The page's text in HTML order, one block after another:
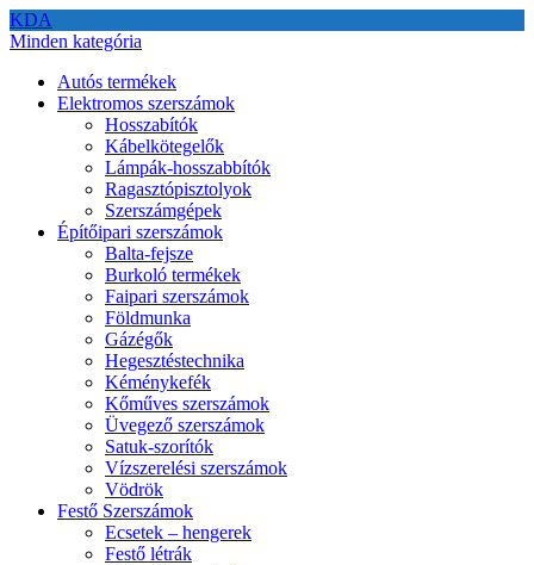
KDA
Minden kategória
Autós termékek
Elektromos szerszámok
Hosszabítók
Kábelkötegelők
Lámpák-hosszabbítók
Ragasztópisztolyok
Szerszámgépek
Építőipari szerszámok
Balta-fejsze
Burkoló termékek
Faipari szerszámok
Földmunka
Gázégők
Hegesztéstechnika
Kéménykefék
Kőműves szerszámok
Üvegező szerszámok
Satuk-szorítók
Vízszerelési szerszámok
Vödrök
Festő Szerszámok
Ecsetek – hengerek
Festő létrák